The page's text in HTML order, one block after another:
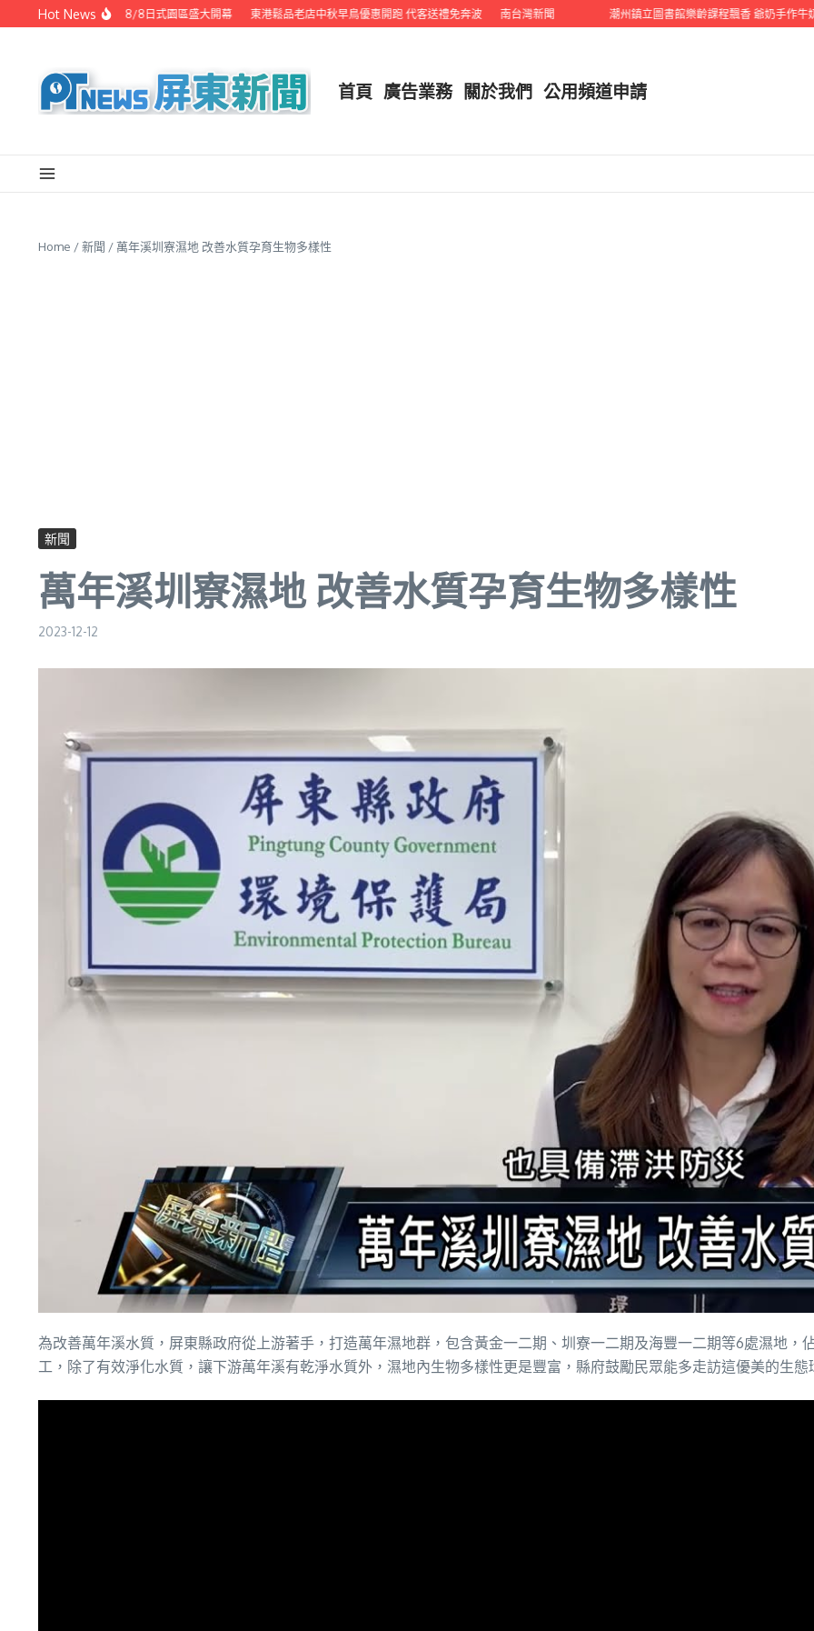
Skip to content
Hot News
潮州之美職人攝影展 8/8日式園區盛大開幕 東港鬆品老店中秋早鳥優惠開跑 代客送禮免奔波 南台灣新聞 潮州鎮立圖書館樂齡課程飄香 爺奶手作牛奶雞
首頁 廣告業務 關於我們 公用頻道申請
Home /新聞 /萬年溪圳寮濕地 改善水質孕育生物多樣性
新聞
萬年溪圳寮濕地 改善水質孕育生物多樣性
2023-12-12
為改善萬年溪水質，屏東縣政府從上游著手，打造萬年濕地群，包含黃金一二期、圳寮一二期及海豐一二期等6處濕地
工，除了有效淨化水質，讓下游萬年溪有乾淨水質外，濕地內生物多樣性更是豐富，縣府鼓勵民眾能多走訪這優美的生態